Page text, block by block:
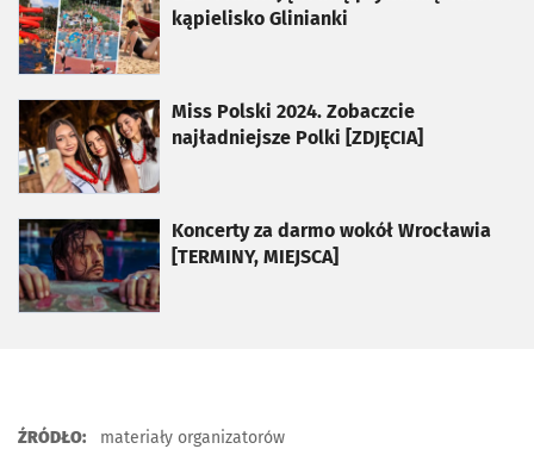
kąpielisko Glinianki
Miss Polski 2024. Zobaczcie
najładniejsze Polki [ZDJĘCIA]
otworzy się w nowej karcie
Koncerty za darmo wokół Wrocławia
[TERMINY, MIEJSCA]
otworzy się w nowej karcie
ŹRÓDŁO: materiały organizatorów